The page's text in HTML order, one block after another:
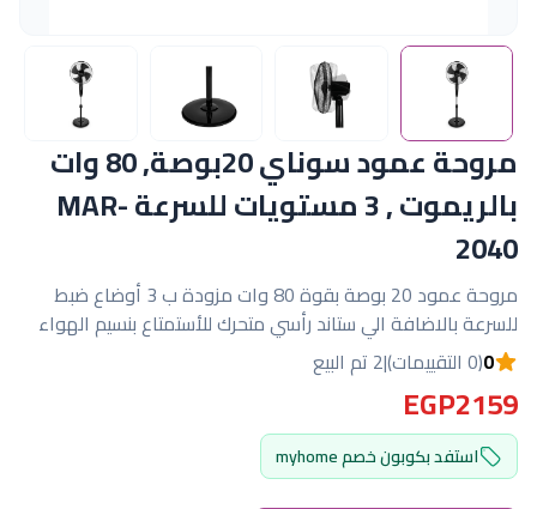
مروحة عمود سوناي 20بوصة, 80 وات
بالريموت , 3 مستويات للسرعة MAR-
2040
مروحة عمود 20 بوصة بقوة 80 وات مزودة ب 3 أوضاع ضبط
للسرعة بالاضافة الي ستاند رأسي متحرك للأستمتاع بنسيم الهواء
0(0 التقييمات) |2 تم البيع
EGP2159
استفد بكوبون خصم myhome